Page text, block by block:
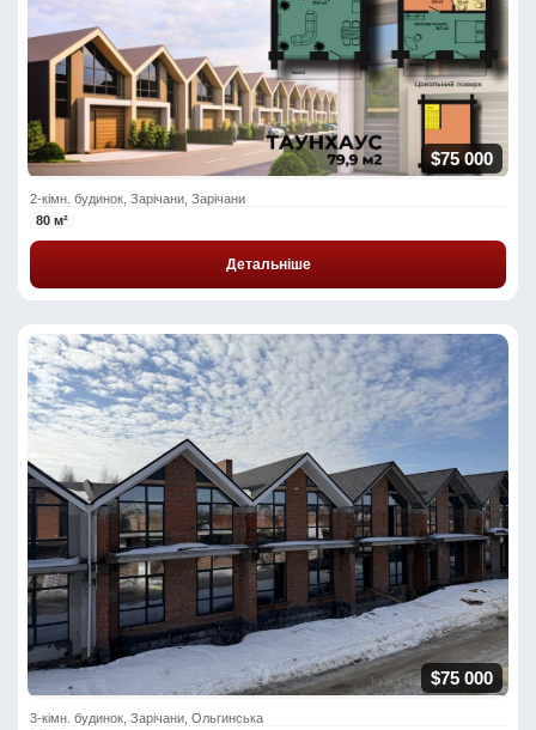
$75 000
2-кімн. будинок, Зарічани, Зарічани
80 м²
Детальніше
$75 000
3-кімн. будинок, Зарічани, Ольгинська